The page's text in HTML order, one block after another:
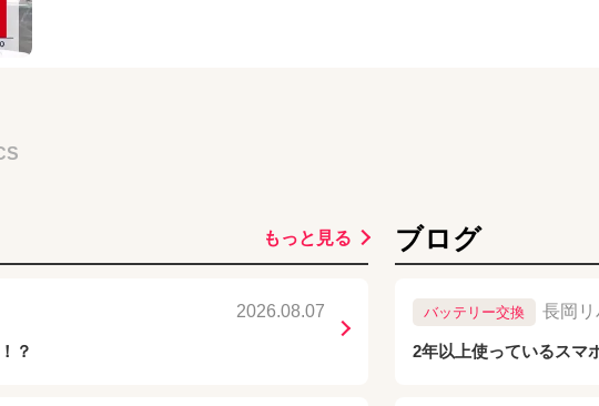
もっと見る
2026.08.07
？
ブログ
バッテリー交換 長岡
2年以上使っているスマ